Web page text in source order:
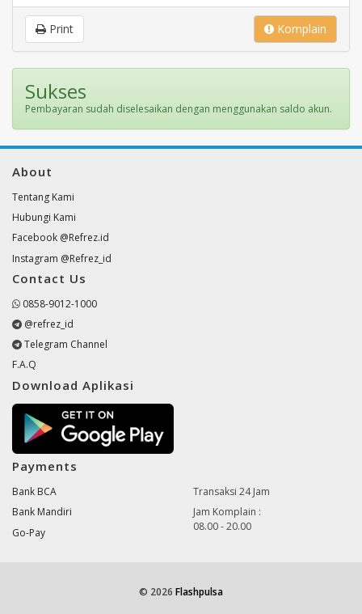
Komplain
Print
Sukses
Pembayaran sudah diselesaikan dengan menggunakan saldo akun.
About
Tentang Kami
Hubungi Kami
Facebook @Refrez.id
Instagram @Refrez_id
Contact Us
0858-9012-1000
@refrez_id
Telegram Channel
F.A.Q
Download Aplikasi
Payments
Bank BCA
Bank Mandiri
Go-Pay
Transaksi 24 Jam
Jam Komplain :
08.00 - 20.00
© 2026 Flashpulsa